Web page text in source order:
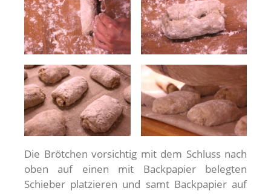
Die Brötchen vorsichtig mit dem Schluss nach
oben auf einen mit Backpapier belegten
Schieber platzieren und samt Backpapier auf